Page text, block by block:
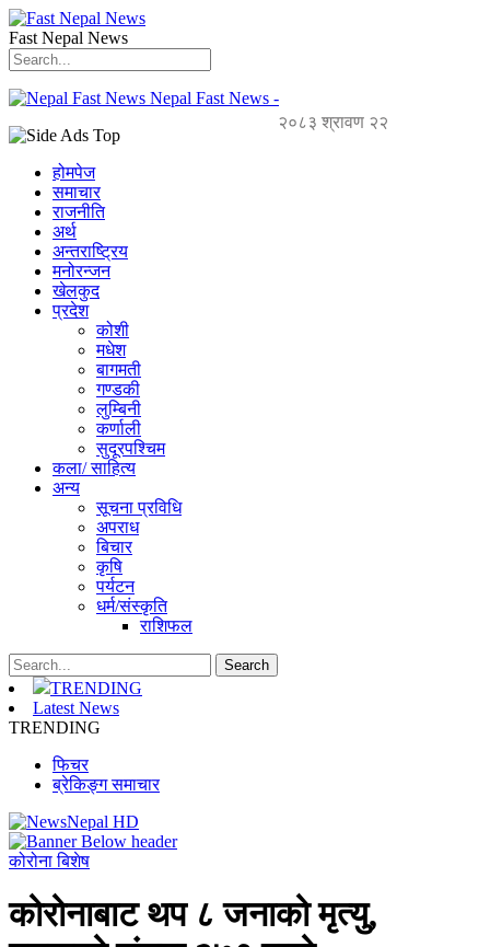
Fast Nepal News
Nepal Fast News -
२०८३ श्रावण २२
होमपेज
समाचार
राजनीति
अर्थ
अन्तराष्ट्रिय
मनोरन्जन
खेलकुद
प्रदेश
कोशी
मधेश
बागमती
गण्डकी
लुम्बिनी
कर्णाली
सुदूरपश्चिम
कला/ साहित्य
अन्य
सूचना प्रविधि
अपराध
बिचार
कृषि
पर्यटन
धर्म/संस्कृति
राशिफल
TRENDING
Latest News
TRENDING
फिचर
ब्रेकिङ्ग समाचार
कोरोना बिशेष
कोरोनाबाट थप ८ जनाको मृत्यु,